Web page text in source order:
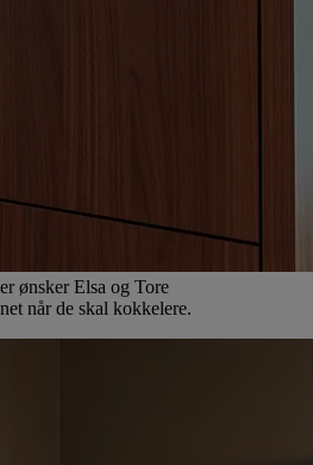
ønsker Elsa og Tore
når de skal kokkelere.